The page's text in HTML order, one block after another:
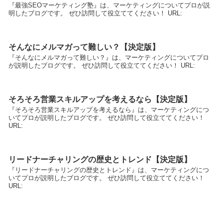
『最強SEOマーケティング塾』は、マーケティングについてプロが説
明したブログです。 ぜひ訪問して役立ててください！ URL:
そんなにメルマガって難しい？【決定版】
『そんなにメルマガって難しい？』は、マーケティングについてプロ
が説明したブログです。 ぜひ訪問して役立ててください！ URL:
そろそろ営業スキルアップを考えるなら【決定版】
『そろそろ営業スキルアップを考えるなら』は、マーケティングにつ
いてプロが説明したブログです。 ぜひ訪問して役立ててください！
URL:
リードナーチャリングの歴史とトレンド【決定版】
『リードナーチャリングの歴史とトレンド』は、マーケティングにつ
いてプロが説明したブログです。 ぜひ訪問して役立ててください！
URL: